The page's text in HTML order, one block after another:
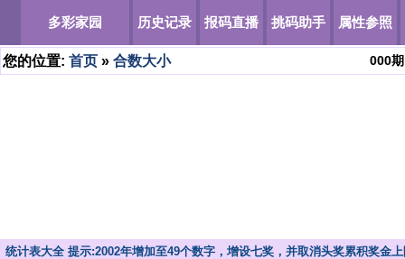
多彩家园 历史记录 报码直播 挑码助手 属性参照
您的位置: 首页 » 合数大小 000期
统计表大全 提示:2002年增加至49个数字，增设七奖，并取消头奖累积奖金